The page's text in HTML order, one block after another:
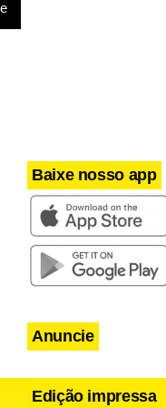
Baixe nosso app
Anuncie
Edição impressa